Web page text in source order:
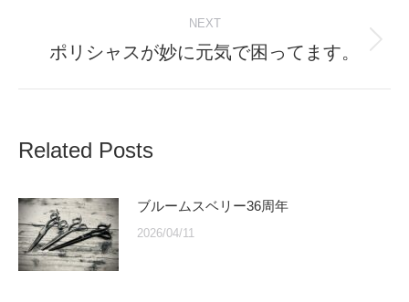
NEXT
Next
ポリシャスが妙に元気で困ってます。
Related Posts
ブルームスベリー36周年
2026/04/11